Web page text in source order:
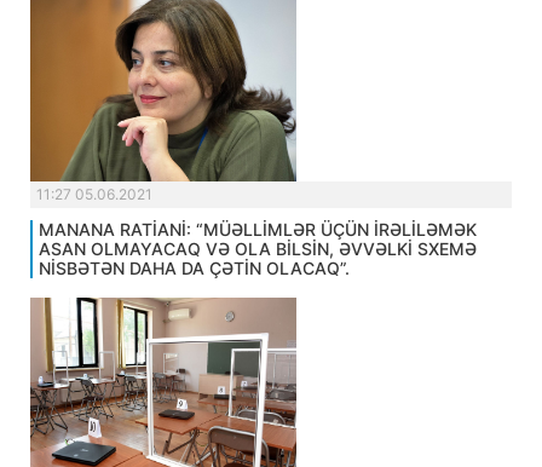
11:27 05.06.2021
MANANA RATİANİ: “MÜƏLLİMLƏR ÜÇÜN İRƏLİLƏMƏK
ASAN OLMAYACAQ VƏ OLA BİLSİN, ƏVVƏLKİ SXEMƏ
NİSBƏTƏN DAHA DA ÇƏTİN OLACAQ”.